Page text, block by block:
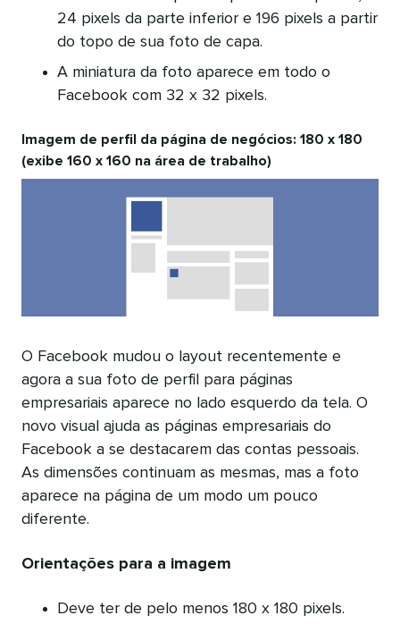
24 pixels da parte inferior e 196 pixels a partir
do topo de sua foto de capa.
A miniatura da foto aparece em todo o
Facebook com 32 x 32 pixels.
Imagem de perfil da página de negócios: 180 x 180
(exibe 160 x 160 na área de trabalho)
O Facebook mudou o layout recentemente e
agora a sua foto de perfil para páginas
empresariais aparece no lado esquerdo da tela. O
novo visual ajuda as páginas empresariais do
Facebook a se destacarem das contas pessoais.
As dimensões continuam as mesmas, mas a foto
aparece na página de um modo um pouco
diferente.
Orientações para a imagem
Deve ter de pelo menos 180 x 180 pixels.